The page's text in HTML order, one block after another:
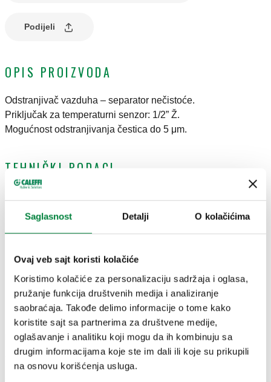
Saglasnost Detalji O kolačićima
Ovaj veb sajt koristi kolačiće
Koristimo kolačiće za personalizaciju sadržaja i oglasa,
pružanje funkcija društvenih medija i analiziranje
saobraćaja. Takođe delimo informacije o tome kako
koristite sajt sa partnerima za društvene medije,
oglašavanje i analitiku koji mogu da ih kombinuju sa
drugim informacijama koje ste im dali ili koje su prikupili
na osnovu korišćenja usluga.
Podijeli
OPIS PROIZVODA
Odstranjivač vazduha – separator nečistoće.
Priključak za temperaturni senzor: 1/2” Ž.
Mogućnost odstranjivanja čestica do 5 μm.
TEHNIČKI PODACI
Material
:
Medium temperature range
0–110 °C
Maximum working pressure:
CRTEŽI I SPECIFIKACIJE
Broj dela Priključak